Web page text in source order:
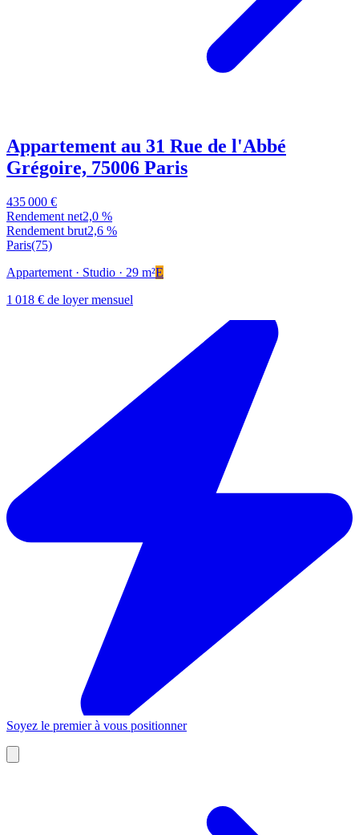
Appartement au 31 Rue de l'Abbé
Grégoire, 75006 Paris
435 000 €
Rendement net2,0 %
Rendement brut2,6 %
Paris(75)
Appartement · Studio · 29 m²E
1 018 € de loyer mensuel
Soyez le premier à vous positionner